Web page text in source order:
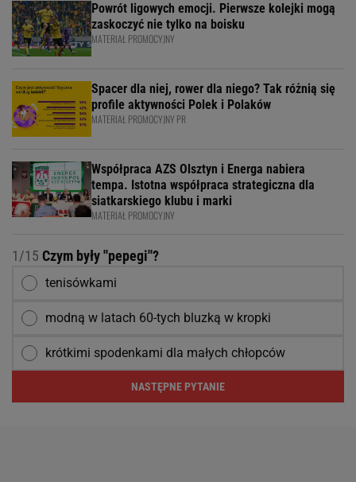
Powrót ligowych emocji. Pierwsze kolejki mogą
zaskoczyć nie tylko na boisku
MATERIAŁ PROMOCYJNY
Spacer dla niej, rower dla niego? Tak różnią się
profile aktywności Polek i Polaków
MATERIAŁ PROMOCYJNY PR
Współpraca AZS Olsztyn i Energa nabiera
tempa. Istotna współpraca strategiczna dla
siatkarskiego klubu i marki
MATERIAŁ PROMOCYJNY
1/15 Czym były ''pepegi''?
tenisówkami
modną w latach 60-tych bluzką w kropki
krótkimi spodenkami dla małych chłopców
NASTĘPNE PYTANIE